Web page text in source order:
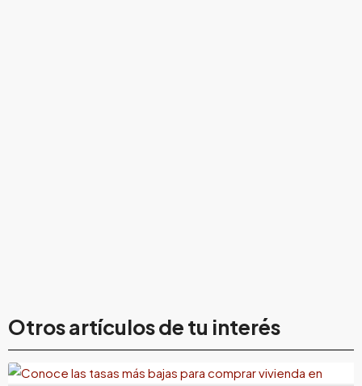
Otros artículos de tu interés
bajas para comprar vivienda en Colombia?